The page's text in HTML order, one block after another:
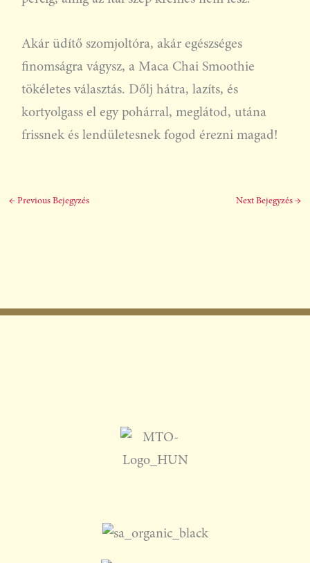
Akár üdítő szomjoltóra, akár egészséges
finomságra vágysz, a Maca Chai Smoothie
tökéletes választás. Dőlj hátra, lazíts, és
kortyolgass el egy pohárral, meglátod, utána
frissnek és lendületesnek fogod érezni magad!
←Previous Bejegyzés Next Bejegyzés→